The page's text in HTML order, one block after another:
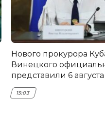
Нового прокурора
Винецкого
представили 6 августа
15:03